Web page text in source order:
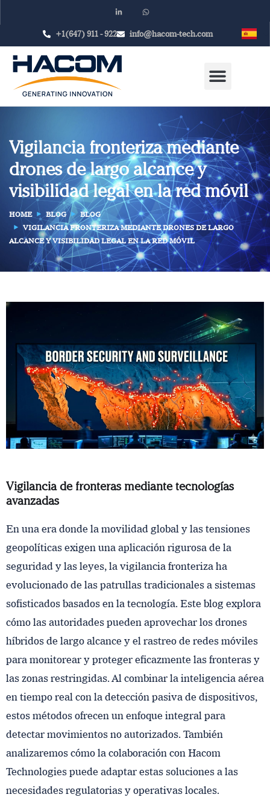
+1(647) 911 - 922 info@hacom-tech.com
Vigilancia fronteriza mediante
drones de largo alcance y
visibilidad legal en la red móvil
HOME BLOG
BLOG
VIGILANCIA FRONTERIZA MEDIANTE DRONES DE LARGO
ALCANCE Y VISIBILIDAD LEGAL EN LA RED MÓVIL
Vigilancia de fronteras mediante tecnologías
avanzadas
En una era donde la movilidad global y las tensiones
geopolíticas exigen una aplicación rigurosa de la
seguridad y las leyes, la vigilancia fronteriza ha
evolucionado de las patrullas tradicionales a sistemas
sofisticados basados ​​en la tecnología. Este blog explora
cómo las autoridades pueden aprovechar los drones
híbridos de largo alcance y el rastreo de redes móviles
para monitorear y proteger eficazmente las fronteras y
las zonas restringidas. Al combinar la inteligencia aérea
en tiempo real con la detección pasiva de dispositivos,
estos métodos ofrecen un enfoque integral para
detectar movimientos no autorizados. También
analizaremos cómo la colaboración con Hacom
Technologies puede adaptar estas soluciones a las
necesidades regulatorias y operativas locales.